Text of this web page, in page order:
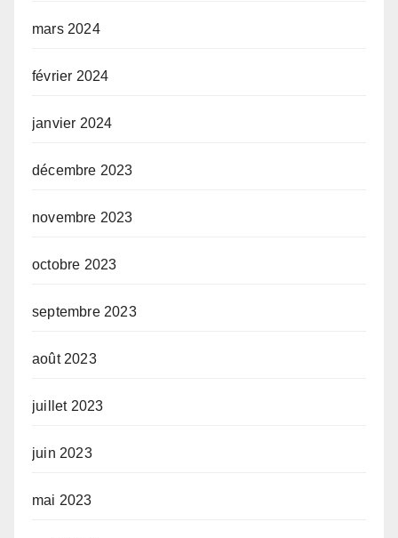
mars 2024
février 2024
janvier 2024
décembre 2023
novembre 2023
octobre 2023
septembre 2023
août 2023
juillet 2023
juin 2023
mai 2023